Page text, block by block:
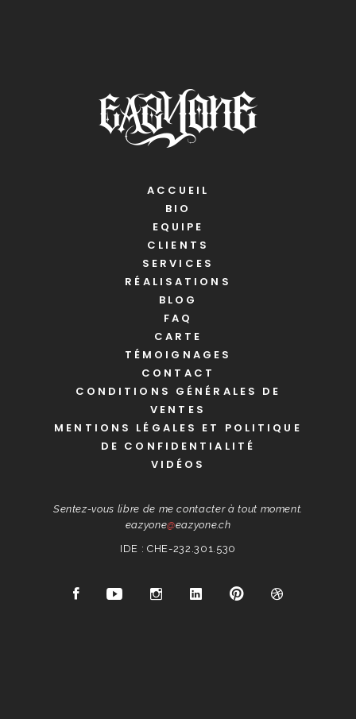
ACCUEIL
BIO
EQUIPE
CLIENTS
SERVICES
RÉALISATIONS
BLOG
FAQ
CARTE
TÉMOIGNAGES
CONTACT
CONDITIONS GÉNÉRALES DE
VENTES
MENTIONS LÉGALES ET POLITIQUE
DE CONFIDENTIALITÉ
VIDÉOS
Sentez-vous libre de me contacter à tout moment.
eazyone@eazyone.ch
IDE : CHE-232.301.530